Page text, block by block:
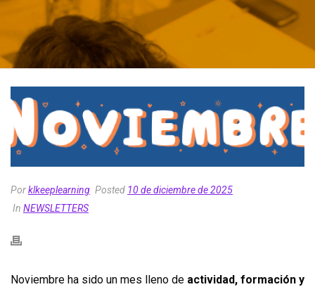
Porklkeeplearning Posted 10 de diciembre de 2025
In NEWSLETTERS
Noviembre ha sido un mes lleno de actividad, formación y